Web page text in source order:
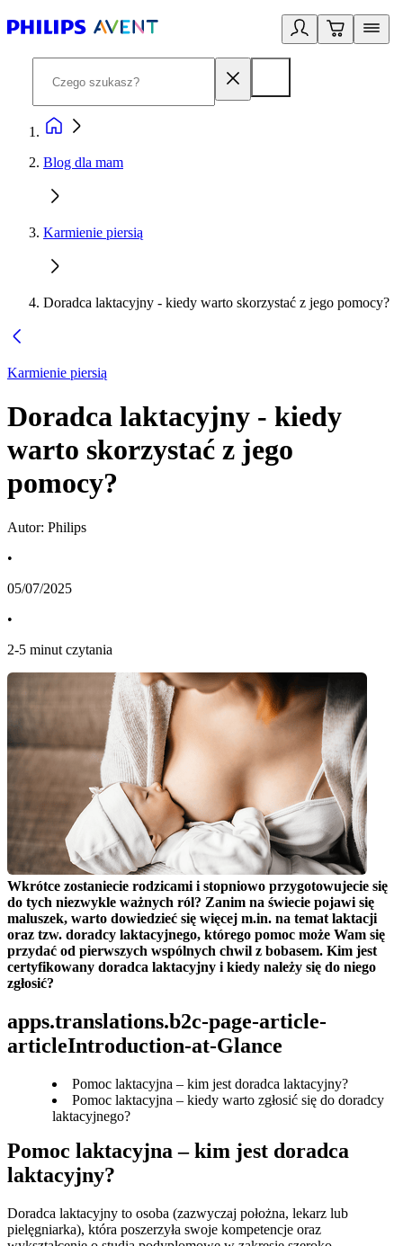
Blog dla mam
Karmienie piersią
Doradca laktacyjny - kiedy warto skorzystać z jego pomocy?
Karmienie piersią
Doradca laktacyjny - kiedy
warto skorzystać z jego
pomocy?
Autor: Philips
•
05/07/2025
•
2-5 minut czytania
Wkrótce zostaniecie rodzicami i stopniowo przygotowujecie się
do tych niezwykle ważnych ról? Zanim na świecie pojawi się
maluszek, warto dowiedzieć się więcej m.in. na temat laktacji
oraz tzw. doradcy laktacyjnego, którego pomoc może Wam się
przydać od pierwszych wspólnych chwil z bobasem. Kim jest
certyfikowany doradca laktacyjny i kiedy należy się do niego
zgłosić?
apps.translations.b2c-page-article-
articleIntroduction-at-Glance
Pomoc laktacyjna – kim jest doradca laktacyjny?
Pomoc laktacyjna – kiedy warto zgłosić się do doradcy
laktacyjnego?
Pomoc laktacyjna – kim jest doradca
laktacyjny?
Doradca laktacyjny to osoba (zazwyczaj położna, lekarz lub
pielęgniarka), która poszerzyła swoje kompetencje oraz